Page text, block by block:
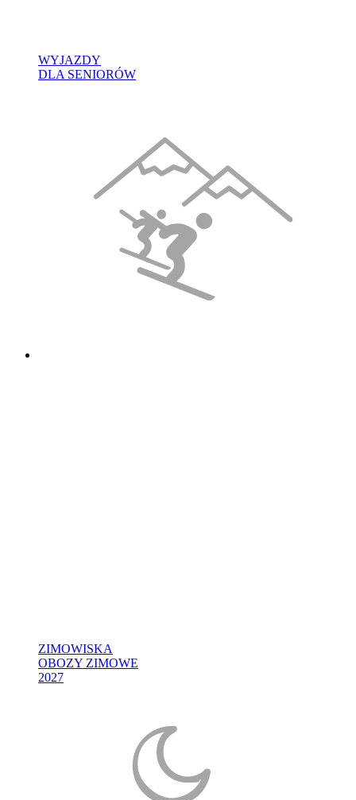
WYJAZDY
DLA SENIORÓW
ZIMOWISKA
OBOZY ZIMOWE
2027